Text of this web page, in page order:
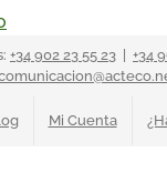
+34 902 23 55 23 +34
Mi Cuenta